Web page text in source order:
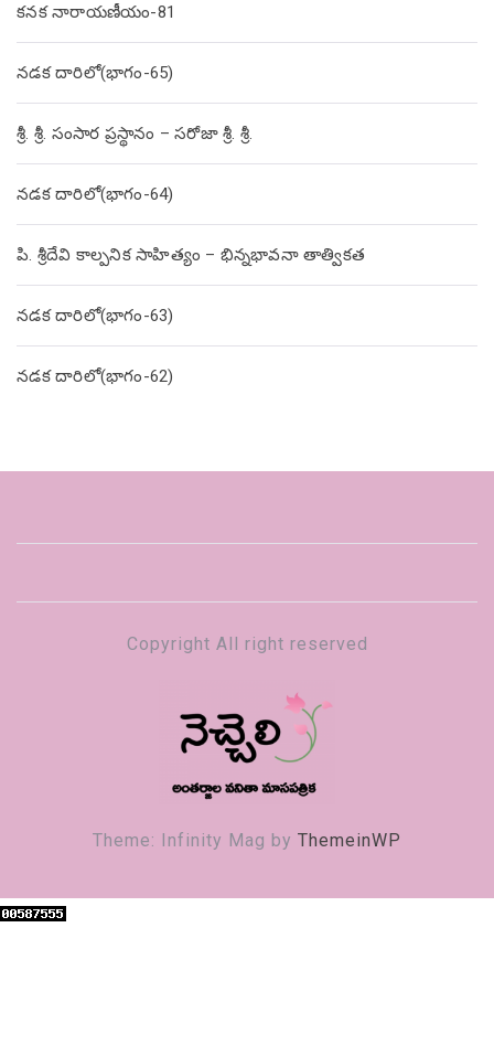
కనక నారాయణీయం-81
నడక దారిలో(భాగం-65)
శ్రీ. శ్రీ. సంసార ప్రస్థానం – సరోజా శ్రీ. శ్రీ.
నడక దారిలో(భాగం-64)
పి. శ్రీదేవి కాల్పనిక సాహిత్యం – భిన్నభావనా తాత్వికత
నడక దారిలో(భాగం-63)
నడక దారిలో(భాగం-62)
Copyright All right reserved
Theme: Infinity Mag by ThemeinWP